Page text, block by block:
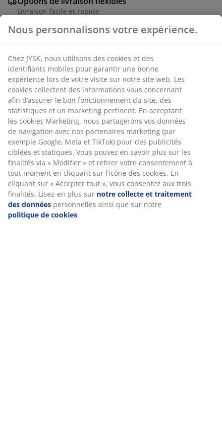
Livraison facile et rapide
Petite lanterne en verre avec une base en acier peint
par poudrage, disponible en couleurs assorties. La
lanterne convient aux bougies piliers et crée une lueur
chaleureuse et accueillante. Idéale pour placer sur la
table de jardin ou de salon pour créer une atmosphère
cosy. Ø10 x H16 cm
RÉFÉRENCE: 6426032
Caractéristiques
Notes
Nous personnalisons votre expérience.
Chez JYSK, nous utilisons des cookies et des
identifiants mobiles pour garantir une bonne
expérience lors de votre visite sur notre site web. Les
cookies collectent des informations vous concernant
afin d’assurer le bon fonctionnement du site, des
statistiques et un marketing pertinent. En acceptant
les cookies Marketing, nous partagerons vos données
de navigation avec nos partenaires marketing (par
exemple Google, Meta et TikTok) pour des publicités
ciblées et statiques. Vous pouvez en savoir plus sur les
finalités via « Modifier » et retirer votre consentement à
tout moment en cliquant sur l’icône des cookies. En
cliquant sur « Accepter tout », vous consentez aux trois
finalités. Lisez-en plus sur notre collecte et traitement
des données personnelles ainsi que sur notre
politique de cookies.